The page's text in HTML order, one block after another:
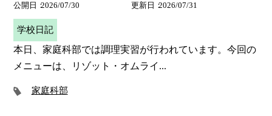
公開日 2026/07/30 更新日 2026/07/31
学校日記
本日、家庭科部では調理実習が行われています。今回の
メニューは、リゾット・オムライ...
家庭科部